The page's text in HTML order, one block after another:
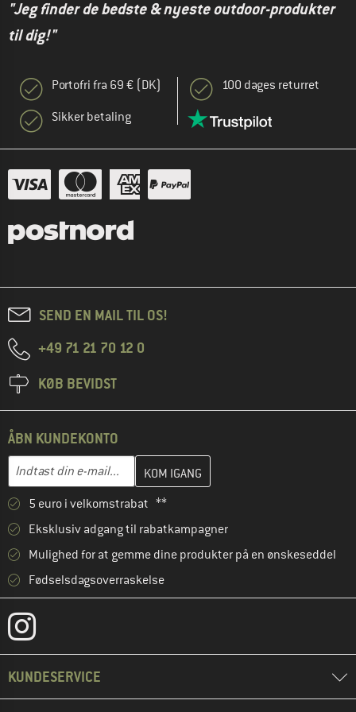
"Jeg finder de bedste & nyeste outdoor-produkter
til dig!"
Portofri fra 69 € (DK)
Sikker betaling
100 dages returret
SEND EN MAIL TIL OS!
+49 71 21 70 12 0
KØB BEVIDST
ÅBN KUNDEKONTO
E-mail-adresse
Indtast din e-mailadresse her, og opret i næste trin din
5 euro i velkomstrabat **
Eksklusiv adgang til rabatkampagner
Mulighed for at gemme dine produkter på en ønskeseddel
Fødselsdagsoverraskelse
KUNDESERVICE